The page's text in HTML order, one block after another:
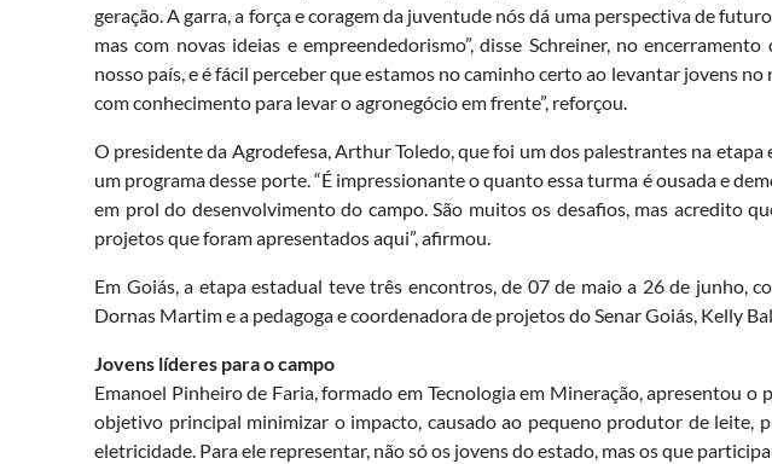
geração. A garra, a força e coragem da juventude nós dá uma perspectiva de
mas com novas ideias e empreendedorismo”, disse Schreiner, no
nosso país, e é fácil perceber que estamos no caminho certo ao levantar jovens
com conhecimento para levar o agronegócio em frente”, reforçou.
O presidente da Agrodefesa, Arthur Toledo, que foi um dos palestrantes na
um programa desse porte. “É impressionante o quanto essa turma é ousada e
em prol do desenvolvimento do campo. São muitos os desafios, mas acredito
projetos que foram apresentados aqui”, afirmou.
Em Goiás, a etapa estadual teve três encontros, de 07 de maio a 26 de
Dornas Martim e a pedagoga e coordenadora de projetos do Senar Goiás, Kelly
Jovens líderes para o campo
Emanoel Pinheiro de Faria, formado em Tecnologia em Mineração, apresentou
objetivo principal minimizar o impacto, causado ao pequeno produtor de
eletricidade. Para ele representar, não só os jovens do estado, mas os que